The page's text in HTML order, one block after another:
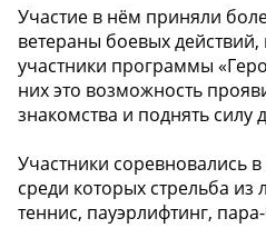
Участие в нём приняли
ветераны боевых
участники программы
них это возможность
знакомства и поднять силу
Участники соревновались
среди которых стрельба из
теннис, пауэрлифтинг,